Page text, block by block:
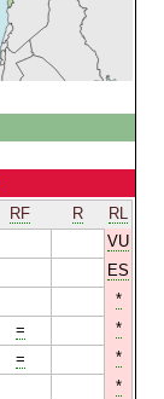
RF R
RL
VU
ES
*
=
*
=
*
*